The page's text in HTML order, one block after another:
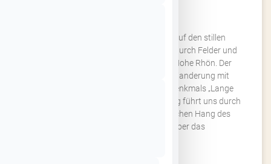
Umwandern Sie den Stoppelsberg auf den stillen
Waldwegen und lichten Wegstrecken durch Felder und
Wiesen mit einer Fernsicht bis in die Hohe Rhön. Der
Kirchweg beeindruckt Sie auf Ihrer Wanderung mit
riesigen Sandsteinsäulen des Naturdenkmals „Lange
Steine“. Wegbeschreibung: Der Rundweg führt uns durch
einen schönen Mischwald am westlichen Hang des
Stoppelsberges entlang und über das